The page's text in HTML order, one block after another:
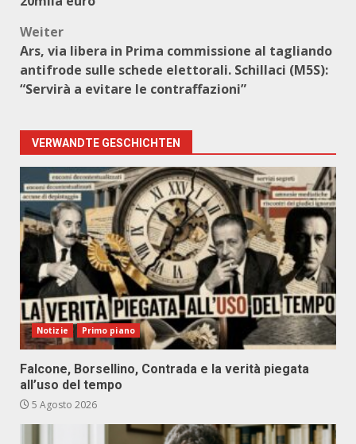
Weiter
Ars, via libera in Prima commissione al tagliando
antifrode sulle schede elettorali. Schillaci (M5S):
“Servirà a evitare le contraffazioni”
VERWANDTE GESCHICHTEN
Notizie Primo piano
Falcone, Borsellino, Contrada e la verità piegata
all’uso del tempo
5 Agosto 2026